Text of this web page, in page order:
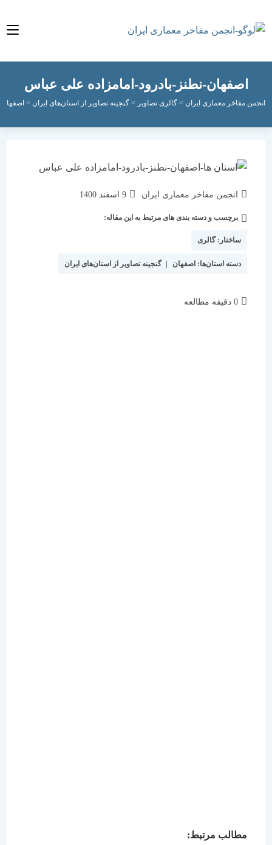
اصفهان-نطنز-بادرود-امامزاده علی عباس
مفاخر معماری ایران > گالری تصاویر>گنجینه تصاویر از استان‌های ایران> اصفهان >
انجمن مفاخر معماری ایران
نوشته
شده
9 اسفند 1400
برچسب و دسته بندی های مرتبط به این مقاله:
ساختار:گالری
دسته استان‌ها:اصفهان | گنجینه تصاویر از استان‌های ایران
مطالب مرتبط: